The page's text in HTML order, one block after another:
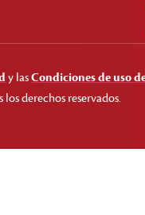
y lasCondiciones de uso
los derechos reservados.